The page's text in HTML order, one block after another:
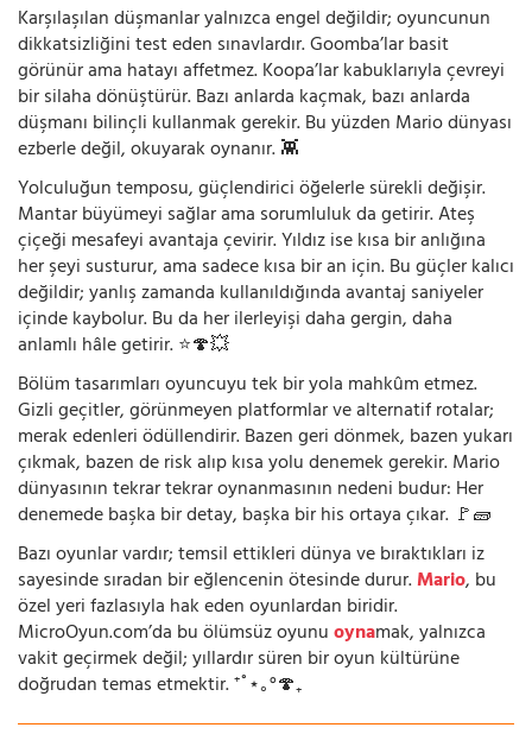
Karşılaşılan düşmanlar yalnızca engel değildir; oyuncunun
dikkatsizliğini test eden sınavlardır. Goomba’lar basit
görünür ama hatayı affetmez. Koopa’lar kabuklarıyla çevreyi
bir silaha dönüştürür. Bazı anlarda kaçmak, bazı anlarda
düşmanı bilinçli kullanmak gerekir. Bu yüzden Mario dünyası
ezberle değil, okuyarak oynanır. 👾
Yolculuğun temposu, güçlendirici öğelerle sürekli değişir.
Mantar büyümeyi sağlar ama sorumluluk da getirir. Ateş
çiçeği mesafeyi avantaja çevirir. Yıldız ise kısa bir anlığına
her şeyi susturur, ama sadece kısa bir an için. Bu güçler kalıcı
değildir; yanlış zamanda kullanıldığında avantaj saniyeler
içinde kaybolur. Bu da her ilerleyişi daha gergin, daha
anlamlı hâle getirir. ⭐🍄💥
Bölüm tasarımları oyuncuyu tek bir yola mahkûm etmez.
Gizli geçitler, görünmeyen platformlar ve alternatif rotalar;
merak edenleri ödüllendirir. Bazen geri dönmek, bazen yukarı
çıkmak, bazen de risk alıp kısa yolu denemek gerekir. Mario
dünyasının tekrar tekrar oynanmasının nedeni budur: Her
denemede başka bir detay, başka bir his ortaya çıkar. 🚩🧱
Bazı oyunlar vardır; temsil ettikleri dünya ve bıraktıkları iz
sayesinde sıradan bir eğlencenin ötesinde durur.Mario, bu
özel yeri fazlasıyla hak eden oyunlardan biridir.
MicroOyun.com’da bu ölümsüz oyunuoynamak, yalnızca
vakit geçirmek değil; yıllardır süren bir oyun kültürüne
doğrudan temas etmektir. ⁺˚⋆｡°🍄₊